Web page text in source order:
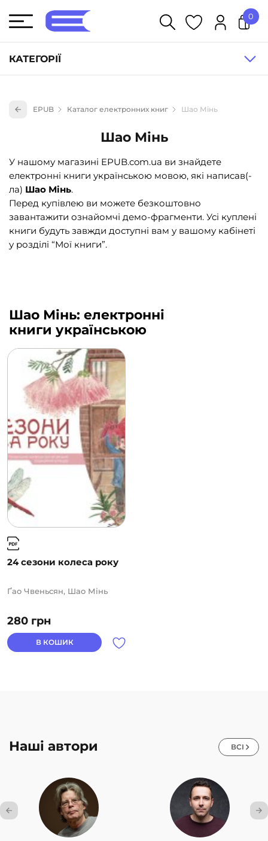
КАТЕГОРІЇ
Книги для дітей (836)
Книги для підлітків (240)
Науково-популярна література (1015)
Навчальна література та посібники (527)
Енциклопедії, довідники, словники (55)
Подарункові сертифікати (1)
0
EPUB Каталог електронних книг Шао Мінь
Шао Мінь
У нашому магазині EPUB.com.ua ви знайдете
електронні книги українською мовою, які написав(-
ла) Шао Мінь.
Перед купівлею ви можете безкоштовно
завантажити ознайомчі демо-фрагменти. Усі куплені
книги будуть завжди доступні вам у вашому кабінеті
у розділі “Мої книги”.
Шао Мінь: електронні
книги українською
24 сезони колеса року
280 грн
Ґао Чвеньсян, Шао Мінь
В КОШИК
Наші автори ВСІ